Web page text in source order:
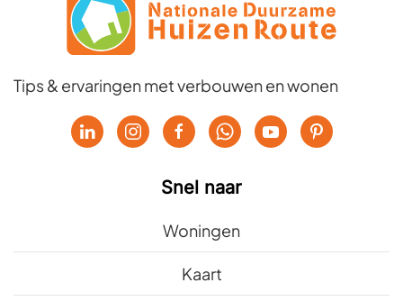
Tips & ervaringen met verbouwen en wonen
Snel naar
Woningen
Kaart